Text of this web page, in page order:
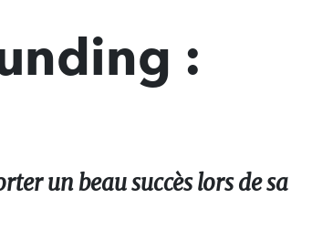
:
un beau succès lors de sa